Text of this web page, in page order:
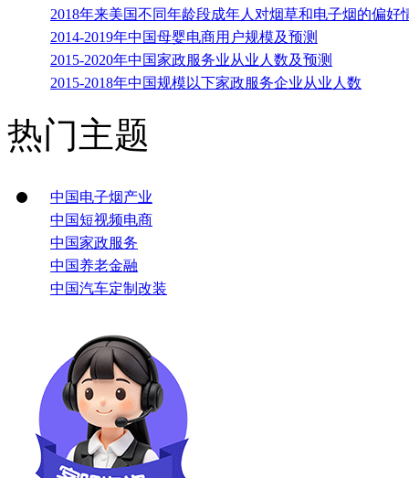
2018年来美国不同年龄段成年人对烟草和电子烟的偏好
2014-2019年中国母婴电商用户规模及预测
2015-2020年中国家政服务业从业人数及预测
2015-2018年中国规模以下家政服务企业从业人数
热门主题
中国电子烟产业
中国短视频电商
中国家政服务
中国养老金融
中国汽车定制改装